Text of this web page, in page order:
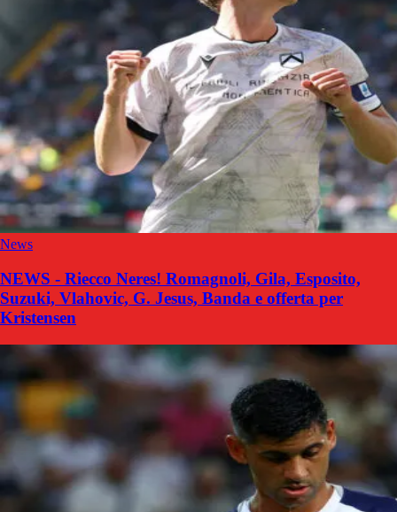
News
NEWS - Riecco Neres! Romagnoli, Gila, Esposito,
Suzuki, Vlahovic, G. Jesus, Banda e offerta per
Kristensen